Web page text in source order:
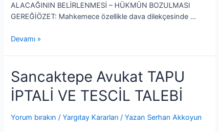
ALACAĞININ BELİRLENMESİ – HÜKMÜN BOZULMASI
GEREĞİÖZET: Mahkemece özellikle dava dilekçesinde …
Devamı »
Sancaktepe Avukat TAPU
İPTALİ VE TESCİL TALEBİ
Yorum bırakın /Yargıtay Kararları / Yazan Serhan Akkoyun